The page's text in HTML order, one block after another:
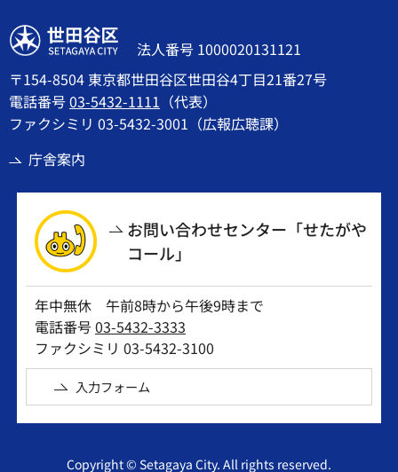
世田谷区
法人番号 1000020131121
〒154-8504 東京都世田谷区世田谷4丁目21番27号
電話番号03-5432-1111 （代表）
ファクシミリ 03-5432-3001（広報広聴課）
庁舎案内
お問い合わせセンター「せたがや
コール」
年中無休 午前8時から午後9時まで
電話番号03-5432-3333
ファクシミリ 03-5432-3100
入力フォーム
Copyright © Setagaya City. All rights reserved.